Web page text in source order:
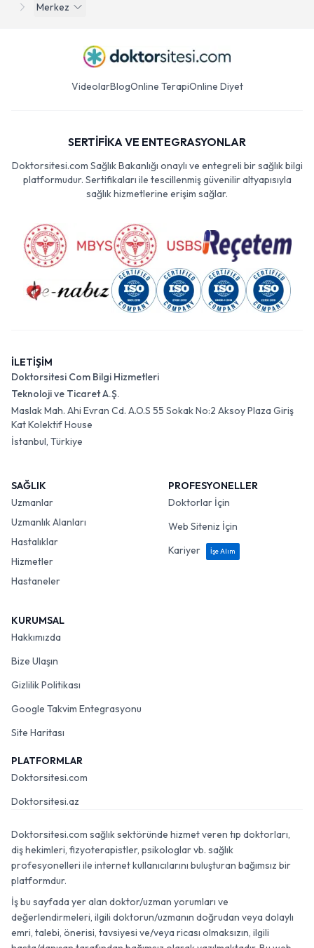
Merkez
VideolarBlogOnline TerapiOnline Diyet
SERTİFİKA VE ENTEGRASYONLAR
Doktorsitesi.com Sağlık Bakanlığı onaylı ve entegreli bir sağlık bilgi
platformudur. Sertifikaları ile tescillenmiş güvenilir altyapısıyla
sağlık hizmetlerine erişim sağlar.
İLETİŞİM
Doktorsitesi Com Bilgi Hizmetleri
Teknoloji ve Ticaret A.Ş.
Maslak Mah. Ahi Evran Cd. A.O.S 55 Sokak No:2 Aksoy Plaza Giriş
Kat Kolektif House
İstanbul, Türkiye
SAĞLIK
Uzmanlar
Uzmanlık Alanları
Hastalıklar
Hizmetler
Hastaneler
PROFESYONELLER
Doktorlar İçin
Web Siteniz İçin
Kariyer
İşe Alım
KURUMSAL
Hakkımızda
Bize Ulaşın
Gizlilik Politikası
Google Takvim Entegrasyonu
Site Haritası
PLATFORMLAR
Doktorsitesi.com
Doktorsitesi.az
Doktorsitesi.com sağlık sektöründe hizmet veren tıp doktorları,
diş hekimleri, fizyoterapistler, psikologlar vb. sağlık
profesyonelleri ile internet kullanıcılarını buluşturan bağımsız bir
platformdur.
İş bu sayfada yer alan doktor/uzman yorumları ve
değerlendirmeleri, ilgili doktorun/uzmanın doğrudan veya dolaylı
emri, talebi, önerisi, tavsiyesi ve/veya ricası olmaksızın, ilgili